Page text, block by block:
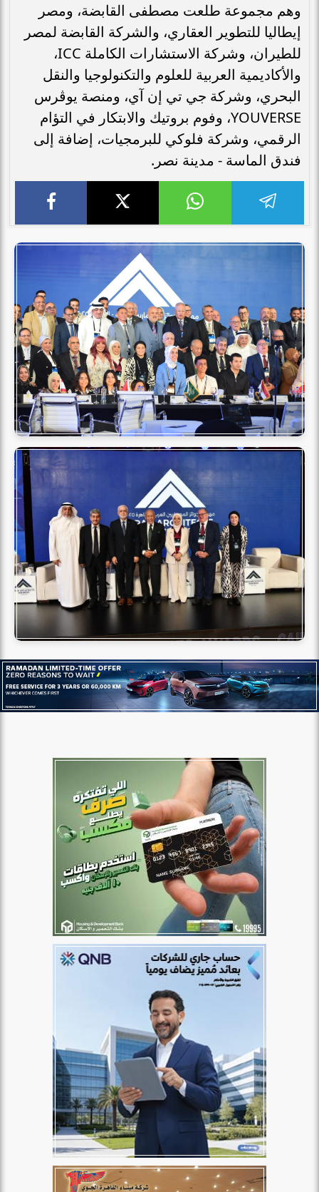
وهم مجموعة طلعت مصطفى القابضة، ومصر
إيطاليا للتطوير العقاري، والشركة القابضة لمصر
للطيران، وشركة الاستشارات الكاملة ICC،
والأكاديمية العربية للعلوم والتكنولوجيا والنقل
البحري، وشركة جي تي إن آي، ومنصة يوڤرس
YOUVERSE، وفوم بروتيك والابتكار في التؤام
الرقمي، وشركة فلوكي للبرمجيات، إضافة إلى
فندق الماسة - مدينة نصر.